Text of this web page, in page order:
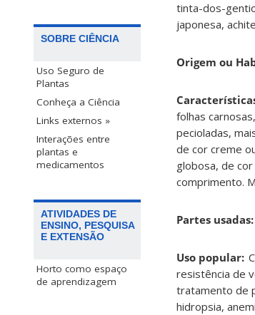
SOBRE CIÊNCIA
Uso Seguro de
Plantas
Conheça a Ciência
Links externos »
Interações entre
plantas e
medicamentos
ATIVIDADES DE
ENSINO, PESQUISA
E EXTENSÃO
Horto como espaço
de aprendizagem
tinta-dos-
japonesa,
Origem ou
folhas
pecioladas,
de cor creme
globosa, de
comprimento.
Partes usadas:
Uso popular:
resistência de
tratamento de
hidropsia,